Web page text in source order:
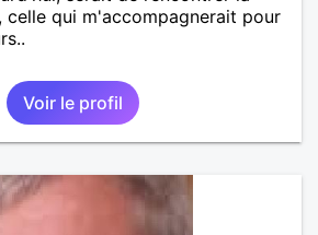
celle qui m'accompagnerait pour
Voir le profil